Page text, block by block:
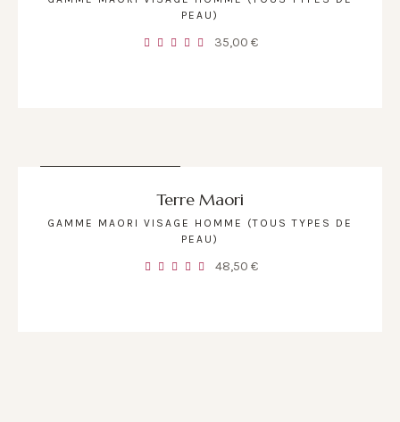
PEAU)
35,00 €
Terre Maori
GAMME MAORI VISAGE HOMME (TOUS TYPES DE
PEAU)
48,50 €